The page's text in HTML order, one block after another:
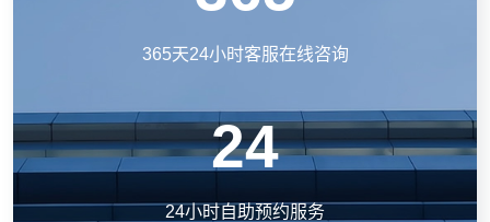
365天24小时客服在线咨询
24
24小时自助预约服务